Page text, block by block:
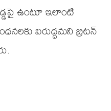
ఉంటూ ఇలాంటి
విరుద్ధమని బ్రిటన్